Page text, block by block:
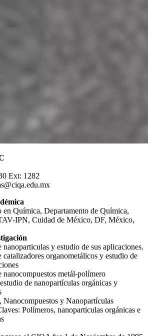
Ext: 1282
en Química, Departamento de Química,
IPN, Cuidad de México, DF, México,
nanoparticulas y estudio de sus aplicaciones.
catalizadores organometálicos y estudio de
nanocompuestos metál-polímero
de nanopartículas orgánicas y
Nanocompuestos y Nanopartículas
Polímeros, nanoparticulas orgánicas e